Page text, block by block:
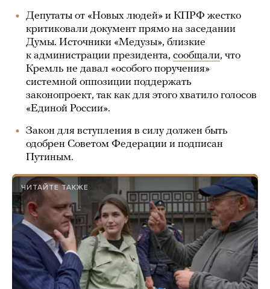
Депутаты от «Новых людей» и КПРФ жестко
критиковали документ прямо на заседании
Думы. Источники «Медузы», близкие
к администрации президента, сообщали, что
Кремль не давал «особого поручения»
системной оппозиции поддержать
законопроект, так как для этого хватило голосов
«Единой России».
Закон для вступления в силу должен быть
одобрен Советом Федерации и подписан
Путиным.
ЧИТАЙТЕ ТАКЖЕ